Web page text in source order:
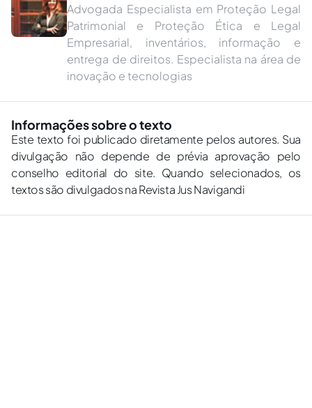
Advogada Especialista em Proteção Legal
Patrimonial e Proteção Ética e Legal
Empresarial, inventários, informação e
entrega de direitos. Especialista na área de
inovação e tecnologias
Informações sobre o texto
Este texto foi publicado diretamente pelos autores. Sua
divulgação não depende de prévia aprovação pelo
conselho editorial do site. Quando selecionados, os
textos são divulgados na Revista Jus Navigandi